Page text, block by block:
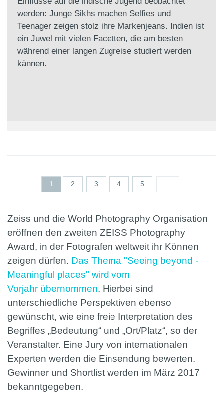
werden: Junge Sikhs machen Selfies und
Teenager zeigen stolz ihre Markenjeans. Indien ist
ein Juwel mit vielen Facetten, die am besten
während einer langen Zugreise studiert werden
kännen.
Seiten
1 2 3 4 5
Zeiss und die World Photography Organisation
eröffnen den zweiten ZEISS Photography
Award, in der Fotografen weltweit ihr Können
zeigen dürfen. Das Thema "Seeing beyond -
Meaningful places" wird vom
Vorjahr übernommen. Hierbei sind
unterschiedliche Perspektiven ebenso
gewünscht, wie eine freie Interpretation des
Begriffes „Bedeutung“ und „Ort/Platz“, so der
Veranstalter. Eine Jury von internationalen
Experten werden die Einsendung bewerten.
Gewinner und Shortlist werden im März 2017
bekanntgegeben.